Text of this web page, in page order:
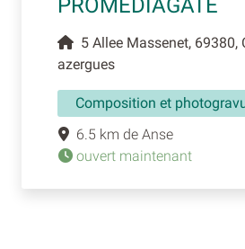
PROMEDIAGATE
5 Allee Massenet, 69380,
azergues
Composition et
6.5 km de Anse
ouvert maintenant